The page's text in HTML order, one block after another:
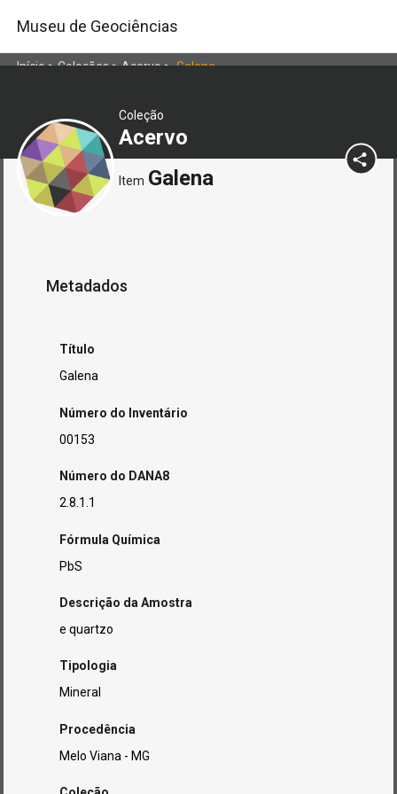
Museu de Geociências
Início>Coleções>Acervo>Galena
Coleção
Acervo
Item Galena
Metadados
Título
Galena
Número do Inventário
00153
Número do DANA8
2.8.1.1
Fórmula Química
PbS
Descrição da Amostra
e quartzo
Tipologia
Mineral
Procedência
Melo Viana - MG